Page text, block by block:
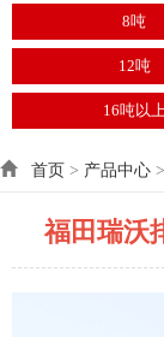
8吨
12吨
16吨以上
首页 > 产品中心 >
福田瑞沃